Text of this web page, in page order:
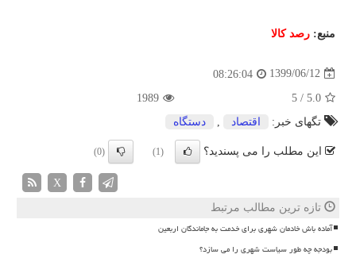
منبع: رصد كالا
1399/06/12
08:26:04
5.0
/
5
1989
تگهای خبر:
اقتصاد دستگاه
این مطلب را می پسندید؟ (1)
(0)
X
تازه ترین مطالب مرتبط
آماده باش خادمان شهری برای خدمت به جاماندگان اربعین
بودجه چه طور سیاست شهری را می سازد؟